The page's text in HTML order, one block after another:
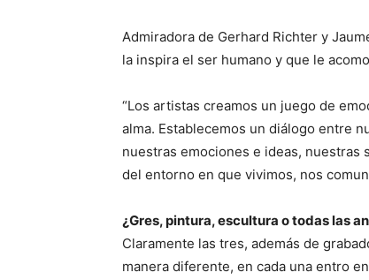
Admiradora de Gerhard Richter y
la inspira el ser humano y que le
“Los artistas creamos un juego de
alma. Establecemos un diálogo entre
nuestras emociones e ideas, nuestras
del entorno en que vivimos, nos
¿Gres, pintura, escultura o todas las
Claramente las tres, además de
manera diferente, en cada una entro